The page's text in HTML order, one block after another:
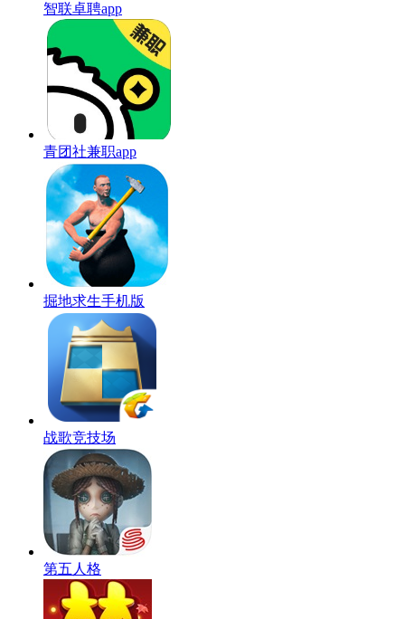
智联卓聘app
青团社兼职app
掘地求生手机版
战歌竞技场
第五人格